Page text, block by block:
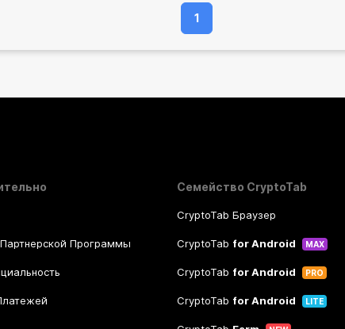
1
Программы
Семейство CryptoTab
CryptoTab Браузер
CryptoTab for Android MAX
CryptoTab for Android PRO
CryptoTab for Android LITE